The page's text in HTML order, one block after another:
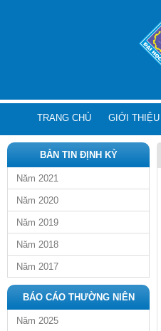
TRANG CHỦ GIỚI THIỆU
BẢN TIN ĐỊNH KỲ
Năm 2021
Năm 2020
Năm 2019
Năm 2018
Năm 2017
BÁO CÁO THƯỜNG NIÊN
Năm 2025